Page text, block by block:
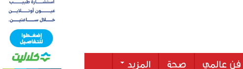
فن عالمي صحة المزيد